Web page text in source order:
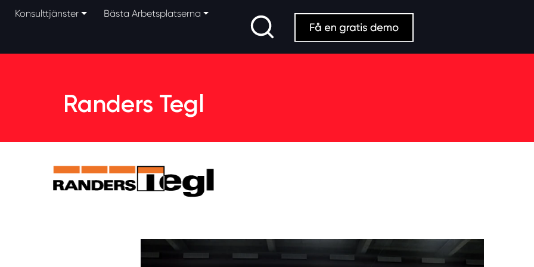
Konsulttjänster Bästa Arbetsplatserna
Search
Randers Tegl